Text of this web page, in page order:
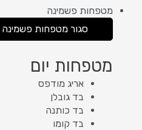
מטפחות פשמינה
סגור מטפחות פשמינה
מטפחות יום
אריג מודפס
בד גובלן
בד כותנה
בד קומו